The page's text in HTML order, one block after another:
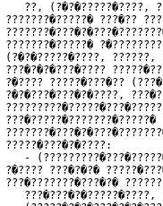
??, (?�?�?????�????,
???????�?????� ???�??
???????�?????�
(?�?�?????�????, ??????,
???�?�?�???�????
?�???? ?????�???�??
?�?�???�???�?�????,
?????�???�?�????:
-
?�???? ???�?�?�
???�???????�???�?�
???�???�?�?????�????,